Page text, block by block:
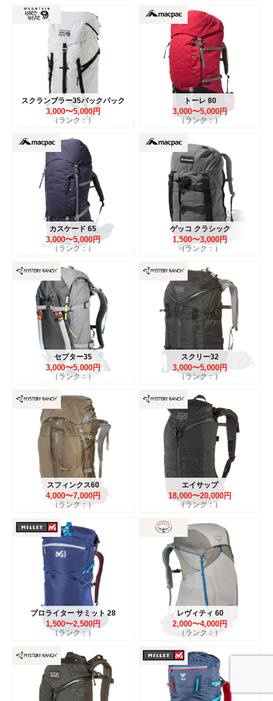
スクランブラー35バックパック
3,000〜5,000円
（ランク：）
トーレ 80
3,000〜5,000円
（ランク：）
カスケード 65
3,000〜5,000円
（ランク：）
ゲッコ クラシック
1,500〜3,000円
（ランク：）
セプター35
3,000〜5,000円
（ランク：）
スクリー32
3,000〜5,000円
（ランク：）
スフィンクス60
4,000〜7,000円
（ランク：）
エイサップ
18,000〜20,000円
（ランク：）
プロライター サミット 28
1,500〜2,500円
（ランク：）
レヴィティ 60
2,000〜4,000円
（ランク：）